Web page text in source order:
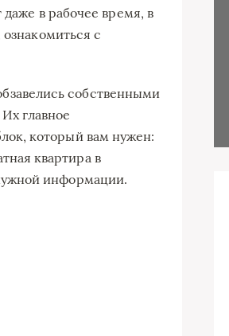
в рабочее время, в
с
собственными
главное
который вам нужен:
квартира в
информации.